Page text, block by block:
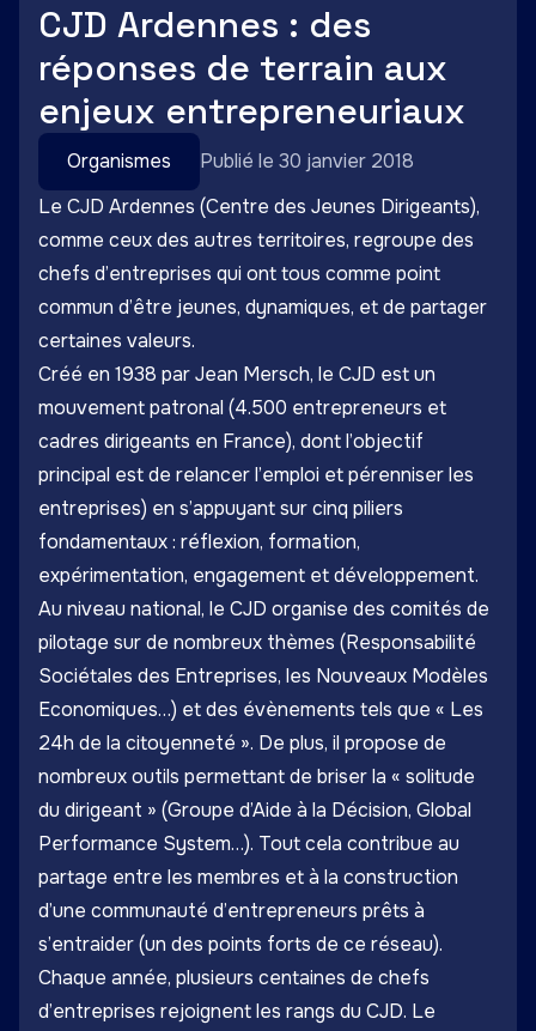
CJD Ardennes : des
réponses de terrain aux
enjeux entrepreneuriaux
Organismes
Publié le 30 janvier 2018
Le CJD Ardennes (Centre des Jeunes Dirigeants),
comme ceux des autres territoires, regroupe des
chefs d’entreprises qui ont tous comme point
commun d’être jeunes, dynamiques, et de partager
certaines valeurs.
Créé en 1938 par Jean Mersch, le CJD est un
mouvement patronal (4.500 entrepreneurs et
cadres dirigeants en France), dont l’objectif
principal est de relancer l’emploi et pérenniser les
entreprises) en s’appuyant sur cinq piliers
fondamentaux : réflexion, formation,
expérimentation, engagement et développement.
Au niveau national, le CJD organise des comités de
pilotage sur de nombreux thèmes (Responsabilité
Sociétales des Entreprises, les Nouveaux Modèles
Economiques…) et des évènements tels que « Les
24h de la citoyenneté ». De plus, il propose de
nombreux outils permettant de briser la « solitude
du dirigeant » (Groupe d’Aide à la Décision, Global
Performance System…). Tout cela contribue au
partage entre les membres et à la construction
d’une communauté d’entrepreneurs prêts à
s’entraider (un des points forts de ce réseau).
Chaque année, plusieurs centaines de chefs
d’entreprises rejoignent les rangs du CJD. Le